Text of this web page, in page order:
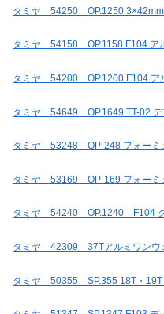
タミヤ 54250 OP.1250 3×42mm
タミヤ 54158 OP.1158 F104 ア
タミヤ 54200 OP.1200 F104 ア
タミヤ 54649 OP.1649 TT-02 デ
タミヤ 53248 OP-248 フォーミ
タミヤ 53169 OP-169 フォーミ
タミヤ 54240 OP.1240 F104 ク
タミヤ 42309 37Tアルミワンウ
タミヤ 50355 SP.355 18T・19T